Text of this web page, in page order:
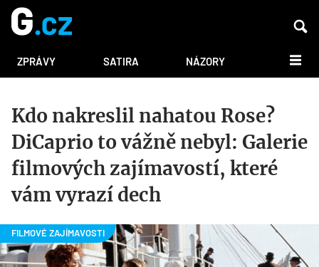
ZPRÁVY SATIRA NÁZORY DALŠÍ
Kdo nakreslil nahatou Rose?
DiCaprio to vážně nebyl: Galerie
filmových zajímavostí, které
vám vyrazí dech